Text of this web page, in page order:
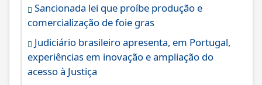
Sancionada lei que proíbe produção e
comercialização de foie gras
Judiciário brasileiro apresenta, em Portugal,
experiências em inovação e ampliação do
acesso à Justiça